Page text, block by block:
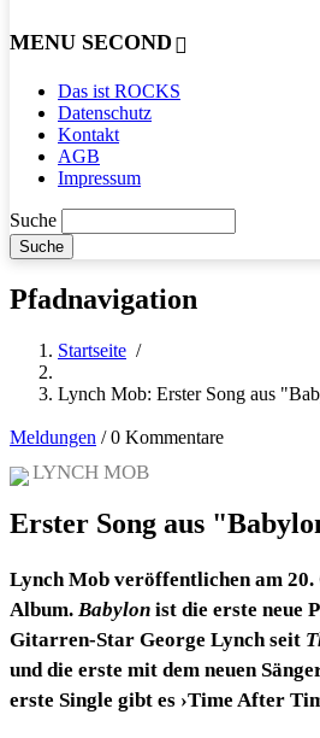
MENU SECOND
Das ist ROCKS
Datenschutz
Kontakt
AGB
Impressum
Suche
Pfadnavigation
Startseite /
Lynch Mob: Erster Song aus
Meldungen /0 Kommentare
LYNCH MOB
Erster Song aus
Lynch Mob veröffentlichen am 20.
Album. Babylon ist die erste neue
Gitarren-Star George Lynch seit
und die erste mit dem neuen
erste Single gibt es ›Time After